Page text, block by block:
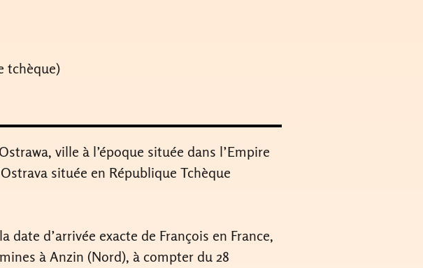
tchèque)
ville à l’époque située dans l’Empire
située en République Tchèque
d’arrivée exacte de François en France,
à Anzin (Nord), à compter du 28